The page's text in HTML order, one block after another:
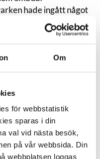
Om
för webbstatistik
sparas i din
val vid nästa besök,
på vår webbsida. Din
webbplatsen loggas
hade ingått något
att ingå avtal åt
anledning att
egentligen inte
och det
samtliga krav på
aktuella avtalet.
operatörens krav mot
prövas i det här
sig ha fullmakt har
rätt att ingå avtal för